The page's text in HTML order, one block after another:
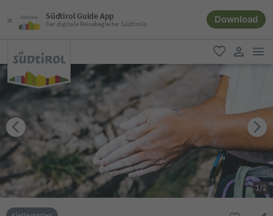
Südtirol Guide App
Der digitale Reisebegleiter Südtirols Download
favorit
user link
1/2